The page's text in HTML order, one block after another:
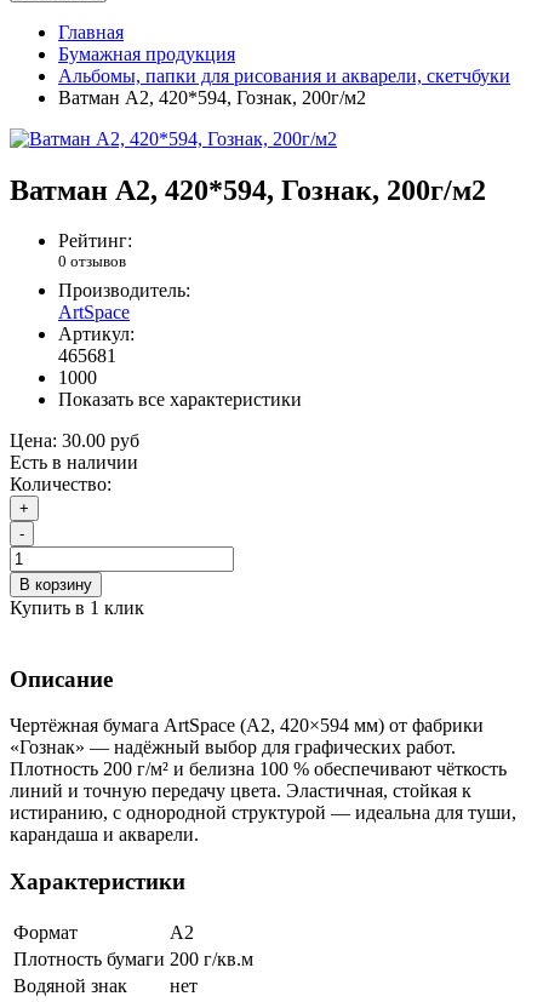
Главная
Бумажная продукция
Альбомы, папки для рисования и акварели, скетчбуки
Ватман А2, 420*594, Гознак, 200г/м2
Ватман А2, 420*594, Гознак, 200г/м2
Рейтинг:
0 отзывов
Производитель:
ArtSpace
Артикул:
465681
1000
Показать все характеристики
Цена: 30.00 руб
Есть в наличии
Количество:
+
-
В корзину
Купить в 1 клик
Описание
Чертёжная бумага ArtSpace (А2, 420×594 мм) от фабрики
«Гознак» — надёжный выбор для графических работ.
Плотность 200 г/м² и белизна 100 % обеспечивают чёткость
линий и точную передачу цвета. Эластичная, стойкая к
истиранию, с однородной структурой — идеальна для туши,
карандаша и акварели.
Характеристики
Формат
A2
Плотность бумаги 200 г/кв.м
Водяной знак
нет